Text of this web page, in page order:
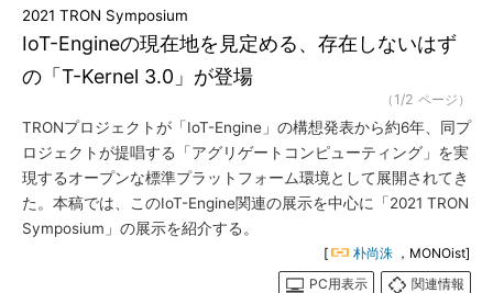
IoT-Engineの現在地を見定める、存在しないはず
の「T-Kernel 3.0」が登場
2021 TRON Symposium
（1/2 ページ）
TRONプロジェクトが「IoT-Engine」の構想発表から約6年、同プ
ロジェクトが提唱する「アグリゲートコンピューティング」を実
現するオープンな標準プラットフォーム環境として展開されてき
た。本稿では、このIoT-Engine関連の展示を中心に「2021 TRON
Symposium」の展示を紹介する。
[ 朴尚洙 ，MONOist]
PC用表示
関連情報